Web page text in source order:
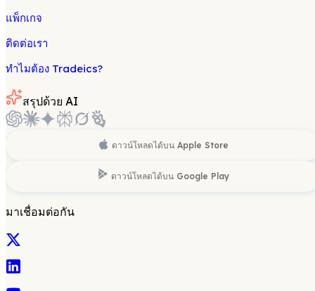
แพ็กเกจ
ติดต่อเรา
ทำไมต้อง Tradeics?
สรุปด้วย AI
ดาวน์โหลดได้บน Apple Store
ดาวน์โหลดได้บน Google Play
มาเชื่อมต่อกัน